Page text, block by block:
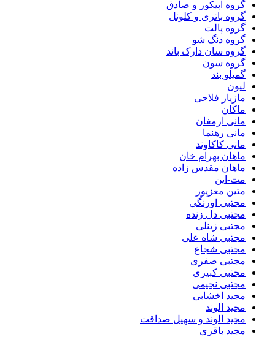
گروه اپیکور و صادق
گروه باتری و کلونل
گروه پالت
گروه دنگ شو
گروه سان دارک باند
گروه سون
گمیلو بند
لیون
مازیار فلاحی
ماکان
مانی ارمغان
مانی رهنما
مانی کاکاوند
ماهان بهرام خان
ماهان مقدس زاده
مت-این
متین معزپور
مجتبی اورنگی
مجتبی دل زنده
مجتبی زینلی
مجتبی شاه علی
مجتبی شجاع
مجتبی صفری
مجتبی کبیری
مجتبی نجیمی
مجید اخشابی
مجید الوند‎
مجید الوند و سهیل صداقت
مجید باقری